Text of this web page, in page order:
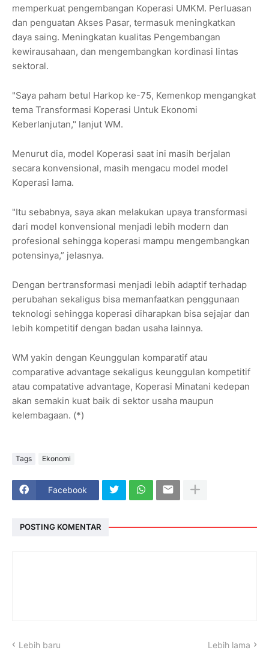
memperkuat pengembangan Koperasi UMKM. Perluasan
dan penguatan Akses Pasar, termasuk meningkatkan
daya saing. Meningkatan kualitas Pengembangan
kewirausahaan, dan mengembangkan kordinasi lintas
sektoral.
"Saya paham betul Harkop ke-75, Kemenkop mengangkat
tema Transformasi Koperasi Untuk Ekonomi
Keberlanjutan," lanjut WM.
Menurut dia, model Koperasi saat ini masih berjalan
secara konvensional, masih mengacu model model
Koperasi lama.
"Itu sebabnya, saya akan melakukan upaya transformasi
dari model konvensional menjadi lebih modern dan
profesional sehingga koperasi mampu mengembangkan
potensinya,” jelasnya.
Dengan bertransformasi menjadi lebih adaptif terhadap
perubahan sekaligus bisa memanfaatkan penggunaan
teknologi sehingga koperasi diharapkan bisa sejajar dan
lebih kompetitif dengan badan usaha lainnya.
WM yakin dengan Keunggulan komparatif atau
comparative advantage sekaligus keunggulan kompetitif
atau compatative advantage, Koperasi Minatani kedepan
akan semakin kuat baik di sektor usaha maupun
kelembagaan. (*)
Tags Ekonomi
Facebook
POSTING KOMENTAR
Lebih baru Lebih lama